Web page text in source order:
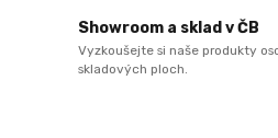
Showroom a sklad v ČB
Vyzkoušejte si naše produkty
skladových ploch.